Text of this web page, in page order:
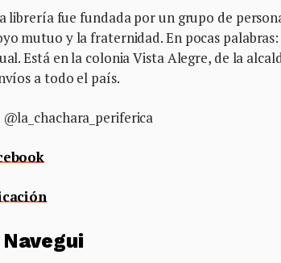
librería fue fundada por un grupo de
mutuo y la fraternidad. En pocas
Está en la colonia Vista Alegre, de la
a todo el país.
@la_chachara_periferica
Navegui